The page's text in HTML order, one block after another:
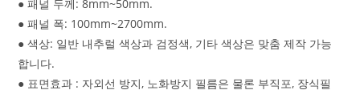
● 패널 두께: 8mm~50mm.
● 패널 폭: 100mm~2700mm.
● 색상: 일반 내추럴 색상과 검정색, 기타 색상은 맞춤 제작 가능
합니다.
● 표면효과 : 자외선 방지, 노화방지 필름은 물론 부직포, 장식필